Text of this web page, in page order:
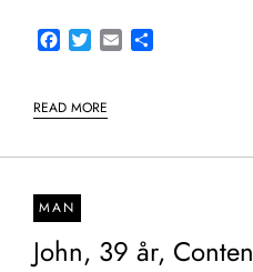
Facebook
TwitterEmail
READ MORE
MAN
John, 39 år,